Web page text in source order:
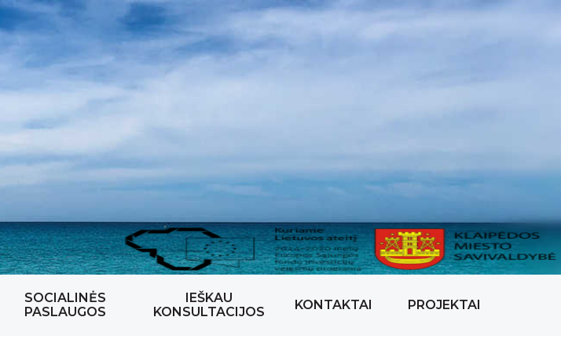
SOCIALINĖS
PASLAUGOS
IEŠKAU
KONSULTACIJOS
KONTAKTAI PROJEKTAI